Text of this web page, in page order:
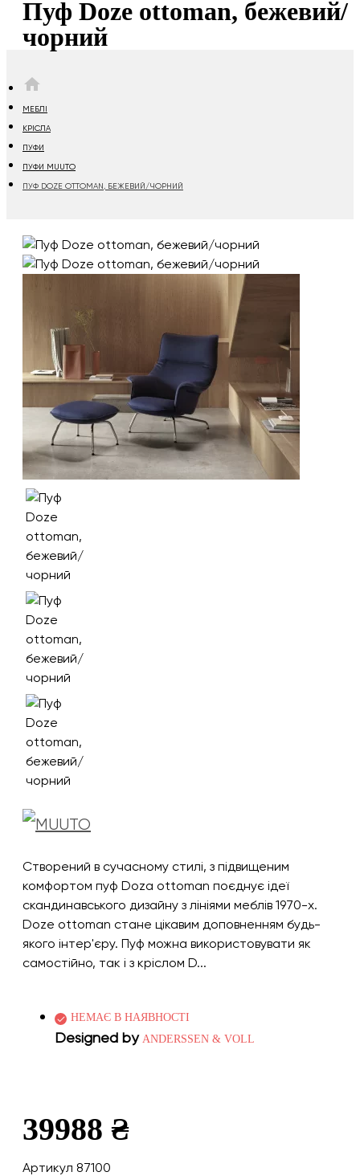
Пуф Doze ottoman, бежевий/
чорний
МЕБЛІ
КРІСЛА
ПУФИ
ПУФИ MUUTO
ПУФ DOZE OTTOMAN, БЕЖЕВИЙ/ЧОРНИЙ
Створений в сучасному стилі, з підвищеним
комфортом пуф Doza ottoman поєднує ідеї
скандинавського дизайну з лініями меблів 1970-х.
Doze ottoman стане цікавим доповненням будь-
якого інтер'єру. Пуф можна використовувати як
самостійно, так і з кріслом D...
НЕМАЄ В НАЯВНОСТІ
Designed by ANDERSSEN & VOLL
39988 ₴
Артикул 87100